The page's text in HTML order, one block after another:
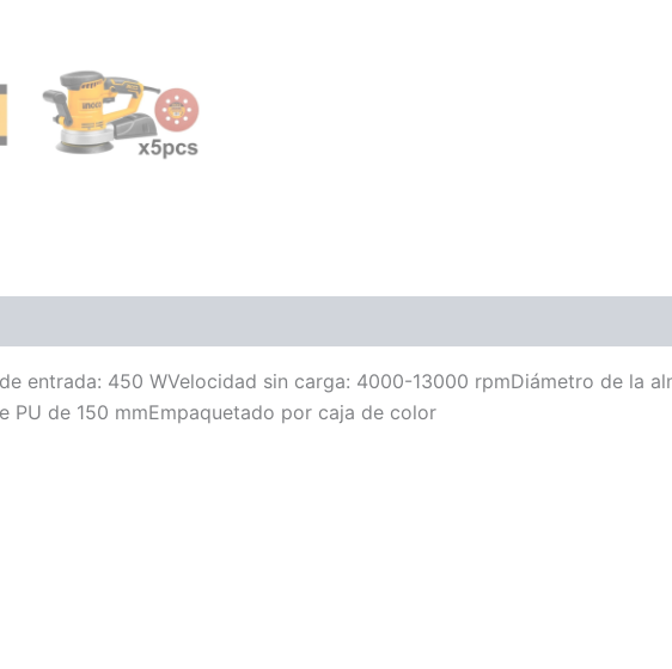
entrada: 450 WVelocidad sin carga: 4000-13000 rpmDiámetro de la
PU de 150 mmEmpaquetado por caja de color